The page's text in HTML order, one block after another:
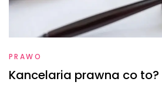
PRAWO
Kancelaria prawna co to?